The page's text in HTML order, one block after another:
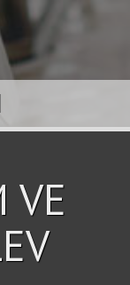
VE